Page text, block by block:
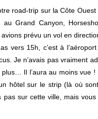
road-trip sur la Côte
Grand Canyon,
prévu un vol en
vers 15h, c’est à
Je n’avais pas vraiment
Il l’aura au moins vue
hôtel sur le strip (là où
pas sur cette ville, mais